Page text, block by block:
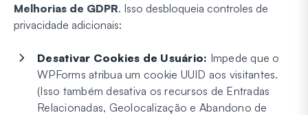
Melhorias de GDPR. Isso desbloqueia controles de
privacidade adicionais:
Desativar Cookies de Usuário: Impede que o
WPForms atribua um cookie UUID aos visitantes.
(Isso também desativa os recursos de Entradas
Relacionadas, Geolocalização e Abandono de